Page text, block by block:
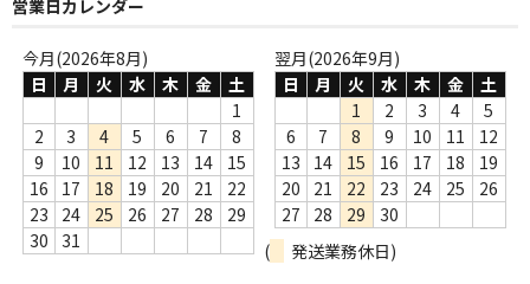
Webのみ no.1
Webのみ no.2
Webのみ no.3
Webのみ no.4
売り切れ
営業日カレンダー
今月(2026年8月)
日
月 火 水 木 金
土
1
2
3 4 5 6 7
8
9
10 11 12 13 14
15
16
17 18 19 20 21
22
23
24 25 26 27 28
29
30
31
翌月(2026年9月)
日
月 火 水 木 金
土
1
2 3 4
5
6
7 8 9 10 11
12
13
14 15 16 17 18
19
20
21 22 23 24 25
26
27
28 29
30
(
発送業務休日)